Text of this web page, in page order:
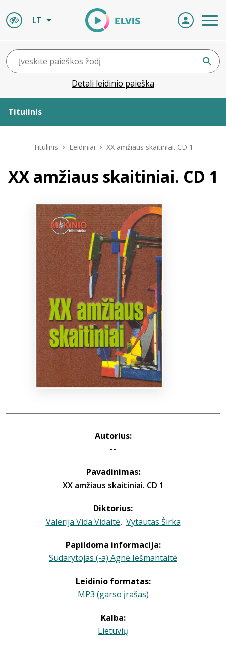
LT
Detali leidinio paieška
Titulinis
Leidiniai
Naujienos
Bibliotekoms
+370 667 80 541
info@elvislab.lt
Titulinis Leidiniai XX amžiaus skaitiniai. CD 1
XX amžiaus skaitiniai. CD 1
Autorius:
--
Pavadinimas:
XX amžiaus skaitiniai. CD 1
Diktorius:
Valerija Vida Vidaitė, Vytautas Širka
Papildoma informacija:
Sudarytojas (-a) Agnė Iešmantaitė
Leidinio formatas:
MP3 (garso įrašas)
Kalba:
Lietuvių